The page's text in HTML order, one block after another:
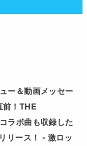
ー＆動画メッセー
前！THE
ラボ曲も収録した
リース！ - 激ロッ